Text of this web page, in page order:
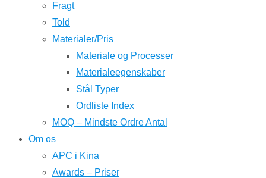
Fragt
Told
Materialer/Pris
Materiale og Processer
Materialeegenskaber
Stål Typer
Ordliste Index
MOQ – Mindste Ordre Antal
Om os
APC i Kina
Awards – Priser